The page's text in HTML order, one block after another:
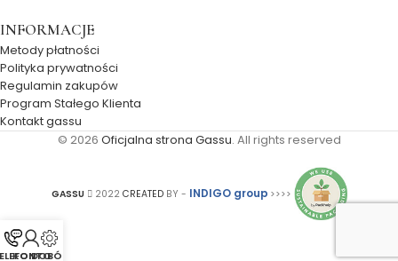
INFORMACJE
Metody płatności
Polityka prywatności
Regulamin zakupów
Program Stałego Klienta
Kontakt gassu
© 2026 Oficjalna strona Gassu. All rights reserved
GASSU 2022 CREATED BY - INDIGO group >>>>
KONTO
DOBÓR